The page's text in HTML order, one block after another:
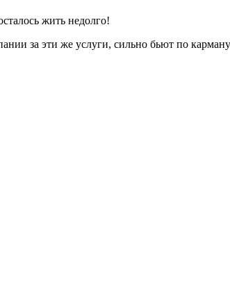
жить недолго!
за эти же услуги, сильно бьют по